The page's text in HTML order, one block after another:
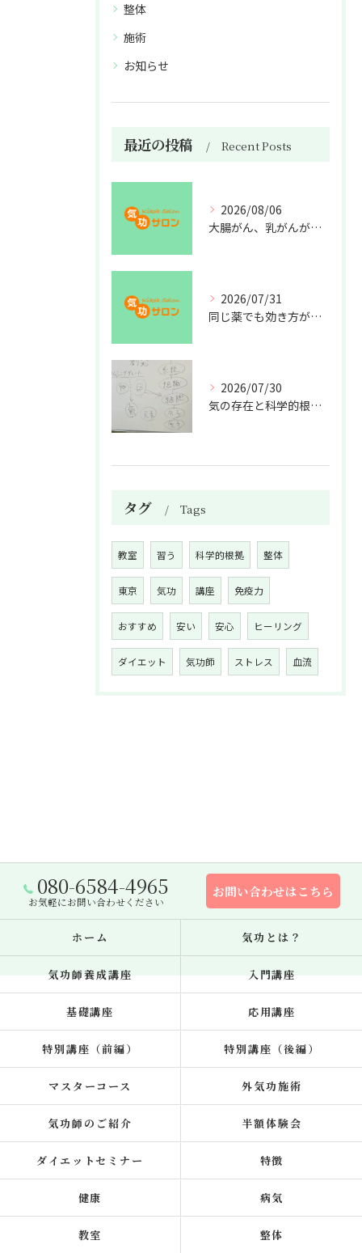
整体
施術
お知らせ
最近の投稿 Recent Posts
2026/08/06
大腸がん、乳がんが増えた理由
2026/07/31
同じ薬でも効き方が違う？
2026/07/30
気の存在と科学的根拠の授業
タグ Tags
教室 習う 科学的根拠 整体
東京 気功 講座 免疫力
おすすめ 安い 安心 ヒーリング
ダイエット 気功師 ストレス 血流
080-6584-4965
お気軽にお問い合わせください
お問い合わせはこちら
ホーム 気功とは？
気功師養成講座 入門講座
基礎講座 応用講座
特別講座（前編） 特別講座（後編）
マスターコース 外気功施術
気功師のご紹介 半額体験会
ダイエットセミナー 特徴
健康 病気
教室 整体